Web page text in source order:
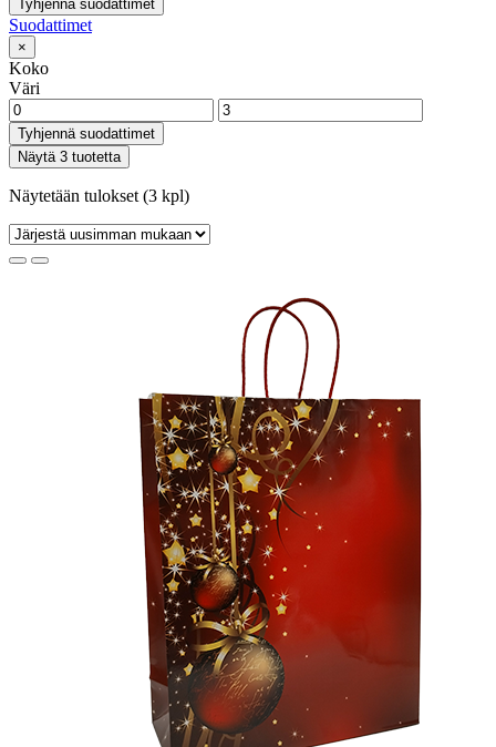
Tyhjennä suodattimet
Suodattimet
×
Koko
Väri
Tyhjennä suodattimet
Näytä 3 tuotetta
Näytetään tulokset (3 kpl)